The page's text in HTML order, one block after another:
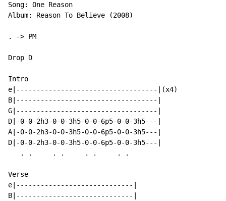
Song: One Reason
Album: Reason To Believe (2008)
. -> PM
Drop D
Intro
e|-----------------------------------|(x4)
B|-----------------------------------|
G|-----------------------------------|
D|-0-0-2h3-0-0-3h5-0-0-6p5-0-0-3h5---|
A|-0-0-2h3-0-0-3h5-0-0-6p5-0-0-3h5---|
D|-0-0-2h3-0-0-3h5-0-0-6p5-0-0-3h5---|
   . .     . .     . .     . .
Verse
e|-----------------------------|
B|-----------------------------|